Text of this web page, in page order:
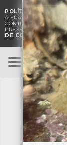
POLÍTICA DE
A SUA EXPERIÊNCIA
CONTINUAÇÃO DA
PRESSUPÕE A
DE COOKIES